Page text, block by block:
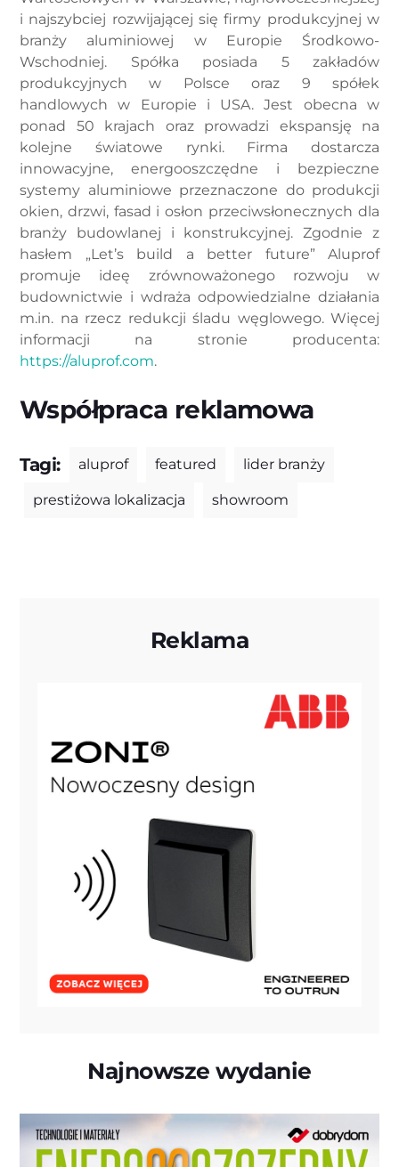
i najszybciej rozwijającej się firmy produkcyjnej w
branży aluminiowej w Europie Środkowo-
Wschodniej. Spółka posiada 5 zakładów
produkcyjnych w Polsce oraz 9 spółek
handlowych w Europie i USA. Jest obecna w
ponad 50 krajach oraz prowadzi ekspansję na
kolejne światowe rynki. Firma dostarcza
innowacyjne, energooszczędne i bezpieczne
systemy aluminiowe przeznaczone do produkcji
okien, drzwi, fasad i osłon przeciwsłonecznych dla
branży budowlanej i konstrukcyjnej. Zgodnie z
hasłem „Let’s build a better future” Aluprof
promuje ideę zrównoważonego rozwoju w
budownictwie i wdraża odpowiedzialne działania
m.in. na rzecz redukcji śladu węglowego. Więcej
informacji na stronie producenta:
https://aluprof.com.
Współpraca reklamowa
Tagi: aluprof featured lider branży
prestiżowa lokalizacja showroom
Reklama
Najnowsze wydanie